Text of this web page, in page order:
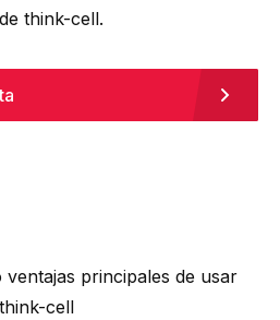
think-cell.
ventajas principales de usar
think-cell